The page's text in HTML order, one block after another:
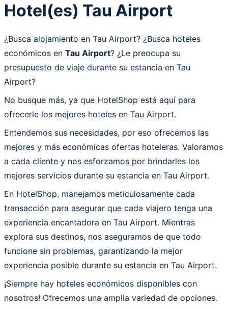
Hotel(es) Tau Airport
¿Busca alojamiento en Tau Airport? ¿Busca hoteles
económicos en Tau Airport? ¿Le preocupa su
presupuesto de viaje durante su estancia en Tau
Airport?
No busque más, ya que HotelShop está aquí para
ofrecerle los mejores hoteles en Tau Airport.
Entendemos sus necesidades, por eso ofrecemos las
mejores y más económicas ofertas hoteleras. Valoramos
a cada cliente y nos esforzamos por brindarles los
mejores servicios durante su estancia en Tau Airport.
En HotelShop, manejamos meticulosamente cada
transacción para asegurar que cada viajero tenga una
experiencia encantadora en Tau Airport. Mientras
explora sus destinos, nos aseguramos de que todo
funcione sin problemas, garantizando la mejor
experiencia posible durante su estancia en Tau Airport.
¡Siempre hay hoteles económicos disponibles con
nosotros! Ofrecemos una amplia variedad de opciones.